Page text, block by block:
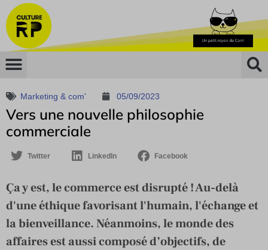
Marketing & com' 05/09/2023
Vers une nouvelle philosophie
commerciale
Twitter LinkedIn Facebook
Ça y est, le commerce est disrupté ! Au-delà
d'une éthique favorisant l'humain, l'échange et
la bienveillance. Néanmoins, le monde des
affaires est aussi composé d’objectifs, de